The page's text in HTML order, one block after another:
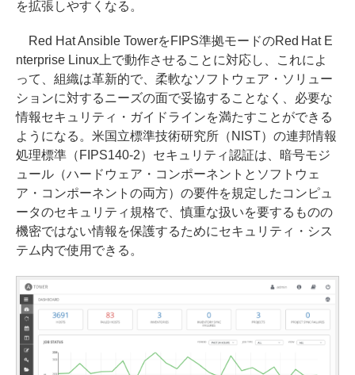
を拡張しやすくなる。
Red Hat Ansible TowerをFIPS準拠モードのRed Hat E
nterprise Linux上で動作させることに対応し、これによ
って、組織は革新的で、柔軟なソフトウェア・ソリュー
ションに対するニーズの面で妥協することなく、必要な
情報セキュリティ・ガイドラインを満たすことができる
ようになる。米国立標準技術研究所（NIST）の連邦情報
処理標準（FIPS140-2）セキュリティ認証は、暗号モジ
ュール（ハードウェア・コンポーネントとソフトウェ
ア・コンポーネントの両方）の要件を規定したコンピュ
ータのセキュリティ規格で、慎重な扱いを要するものの
機密ではない情報を保護するためにセキュリティ・シス
テム内で使用できる。